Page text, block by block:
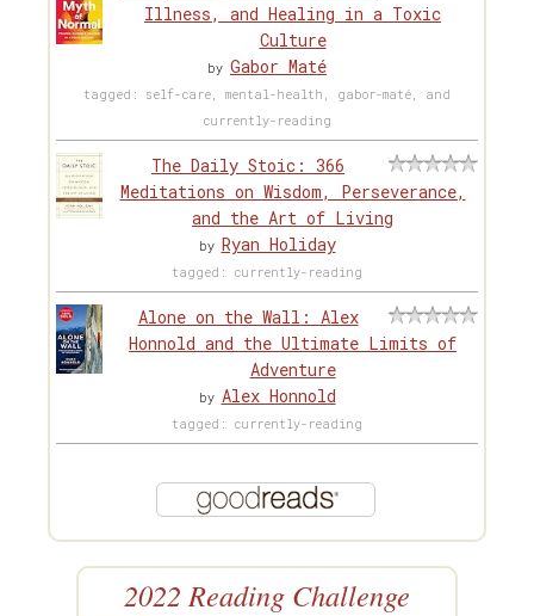
Illness, and Healing in a Toxic
Culture
by Gabor Maté
tagged: self-care, mental-health, gabor-maté, and
currently-reading
The Daily Stoic: 366
Meditations on Wisdom, Perseverance,
and the Art of Living
by Ryan Holiday
tagged: currently-reading
Alone on the Wall: Alex
Honnold and the Ultimate Limits of
Adventure
by Alex Honnold
tagged: currently-reading
2022 Reading Challenge